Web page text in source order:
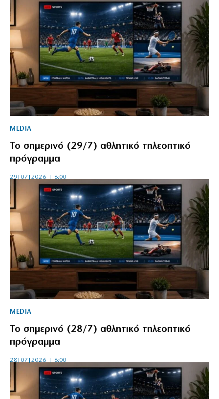
MEDIA
Το σημερινό (29/7) αθλητικό τηλεοπτικό
πρόγραμμα
29|07|2026 | 8:00
MEDIA
Το σημερινό (28/7) αθλητικό τηλεοπτικό
πρόγραμμα
28|07|2026 | 8:00